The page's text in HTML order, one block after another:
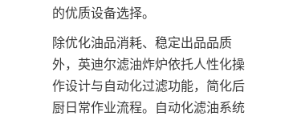
的优质设备选择。
除优化油品消耗、稳定出品品质
外，英迪尔滤油炸炉依托人性化操
作设计与自动化过滤功能，简化后
厨日常作业流程。自动化滤油系统